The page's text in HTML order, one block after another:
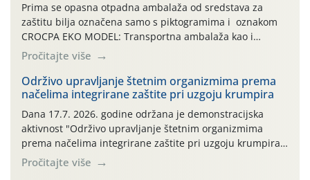
Prima se opasna otpadna ambalaža od sredstava za
zaštitu bilja označena samo s piktogramima i oznakom
CROCPA EKO MODEL: Transportna ambalaža kao i
ambalaža drugih proizvoda koji nisu sredstva za zaštitu
bilja (npr. ambalaža od mineralnih gnojiva,) se ne
prihvaća. Korisnicima je osiguran besplatni povrat
prazne ambalaže isključivo ovih tvrtki: AGROCHEM-MAKS,
AGRONOM, ALBAUGH TKI* (PINUS […]
Pročitajte više
Održivo upravljanje štetnim organizmima prema
načelima integrirane zaštite pri uzgoju krumpira
Dana 17.7. 2026. godine održana je demonstracijska
aktivnost "Održivo upravljanje štetnim organizmima
prema načelima integrirane zaštite pri uzgoju krumpira"
na pokusnom polju "Poredje", kraj naselja Belica (ARKOD
parcela ID 2445031) (središnji dio Međimurske županije).
Pročitajte više